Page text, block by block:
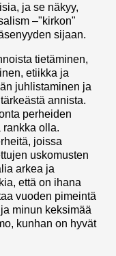
ja se näkyy,
–"kirkon"
sijaan.
tietäminen,
etiikka ja
juhlistaminen ja
annista.
perheiden
rankka olla.
joissa
uskomusten
arkea ja
että on ihana
vuoden pimeintä
minun keksimää
kunhan on hyvät